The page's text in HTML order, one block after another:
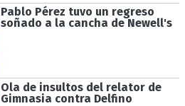
Pablo Pérez tuvo un regreso
soñado a la cancha de Newell's
Ola de insultos del relator de
Gimnasia contra Delfino